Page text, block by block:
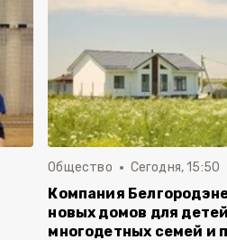
Общество Сегодня, 15:50
Компания
новых домов для
многодетных семей и